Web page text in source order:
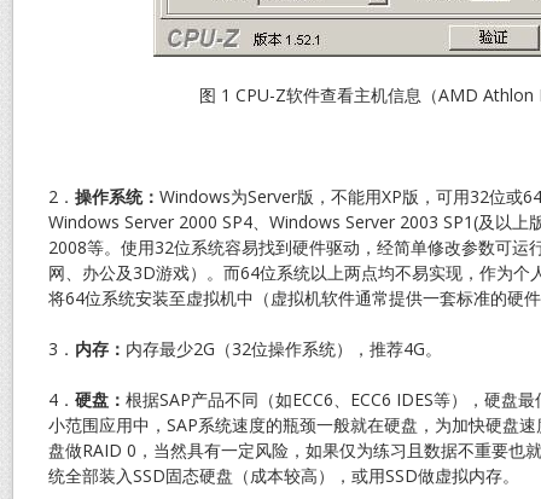
图 1 CPU-Z软件查看主机信息（AMD Athlon
2． 操作系统： Windows为Server版，不能用XP版，可用32位或
Windows Server 2000 SP4、Windows Server 2003 SP1(及以上
2008等。使用32位系统容易找到硬件驱动，经简单修改参数可运
网、办公及3D游戏）。而64位系统以上两点均不易实现，作为个
将64位系统安装至虚拟机中（虚拟机软件通常提供一套标准的硬
3． 内存： 内存最少2G（32位操作系统），推荐4G。
4． 硬盘： 根据SAP产品不同（如ECC6、ECC6 IDES等），硬盘
小范围应用中，SAP系统速度的瓶颈一般就在硬盘，为加快硬盘
盘做RAID 0，当然具有一定风险，如果仅为练习且数据不重要也
统全部装入SSD固态硬盘（成本较高），或用SSD做虚拟内存。